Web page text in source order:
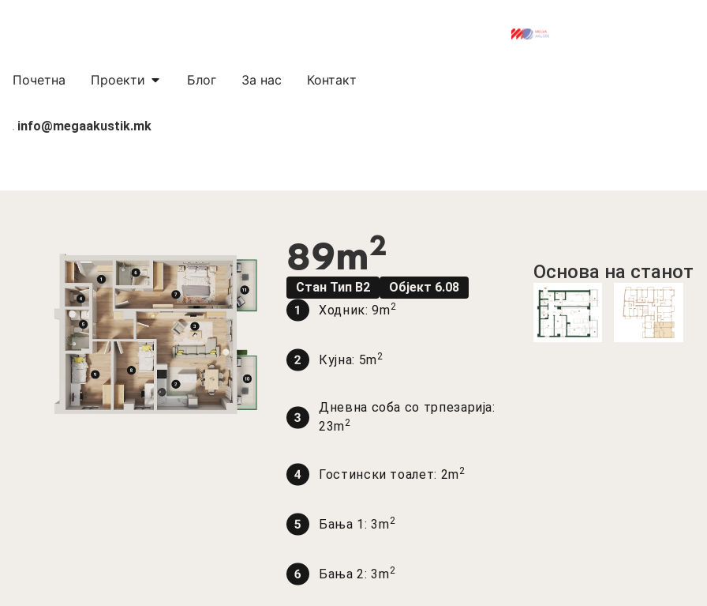
Почетна Проекти Блог За нас Контакт
info@megaakustik.mk
89m2
Стан Тип В2
Објект 6.08
Ходник: 9m2
Кујна: 5m2
Дневна соба со трпезарија:
23m2
Гостински тоалет: 2m2
Бања 1: 3m2
Бања 2: 3m2
Oснова на станот